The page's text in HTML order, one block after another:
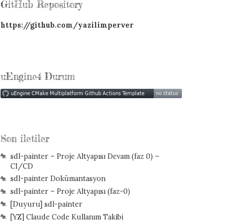
GitHub Repository
https://github.com/yazilimperver
uEngine4 Durum
Son iletiler
sdl-painter – Proje Altyapısı Devam (faz 0) –
CI/CD
sdl-painter Dokümantasyon
sdl-painter – Proje Altyapısı (faz-0)
[Duyuru] sdl-painter
[YZ] Claude Code Kullanım Takibi